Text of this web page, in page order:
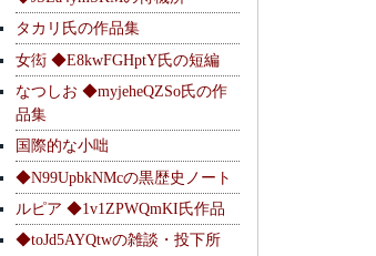
タカリ氏の作品集
女衒 ◆E8kwFGHptY氏の短編
なつしお ◆myjeheQZSo氏の作
品集
国際的な小咄
◆N99UpbkNMcの黒歴史ノート
ルピア ◆1v1ZPWQmKI氏作品
◆toJd5AYQtwの雑談・投下所